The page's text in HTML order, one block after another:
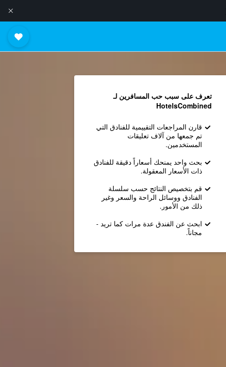
تعرف على سبب حب المسافرين لـ
HotelsCombined
قارن المراجعات التقييمية للفنادق التي
تم جمعها من آلاف تعليقات
المستخدمين.
بحث واحد يمنحك أسعاراً دقيقة للفنادق
ذات الأسعار المعقولة.
قم بتخصيص النتائج حسب سلسلة
الفنادق ووسائل الراحة والسعر وغير
ذلك من الأمور.
ابحث عن الفندق عدة مرات كما تريد -
مجاناً.